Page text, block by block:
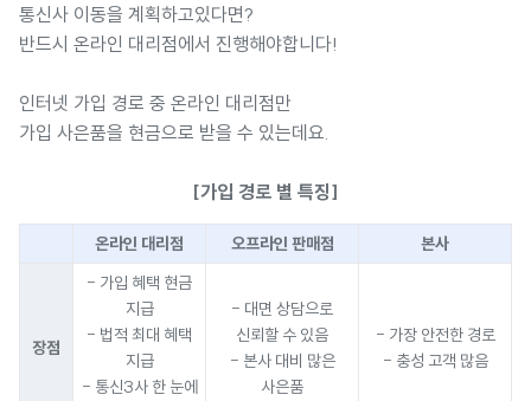
통신사 이동을 계획하고있다면?
반드시 온라인 대리점에서 진행해야합니다!
인터넷 가입 경로 중 온라인 대리점만
가입 사은품을 현금으로 받을 수 있는데요.
[가입 경로 별 특징]
온라인 대리점 오프라인 판매점 본사
장점
- 가입 혜택 현금
지급
- 법적 최대 혜택
지급
- 통신3사 한 눈에
- 대면 상담으로
신뢰할 수 있음
- 본사 대비 많은
사은품
- 가장 안전한 경로
- 충성 고객 많음